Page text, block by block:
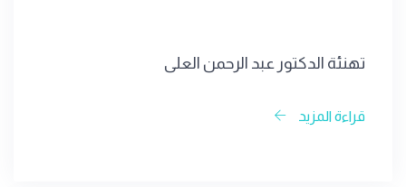
تهنئة الدكتور عبد الرحمن العلي
قراءة المزيد